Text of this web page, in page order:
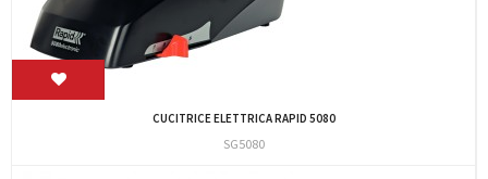
CUCITRICE ELETTRICA RAPID 5080
SG5080